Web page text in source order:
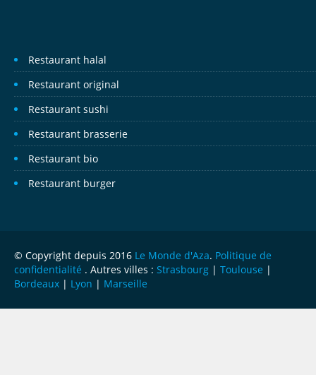
Restaurant halal
Restaurant original
Restaurant sushi
Restaurant brasserie
Restaurant bio
Restaurant burger
© Copyright depuis 2016 Le Monde d'Aza. Politique de
confidentialité . Autres villes : Strasbourg | Toulouse |
Bordeaux | Lyon | Marseille